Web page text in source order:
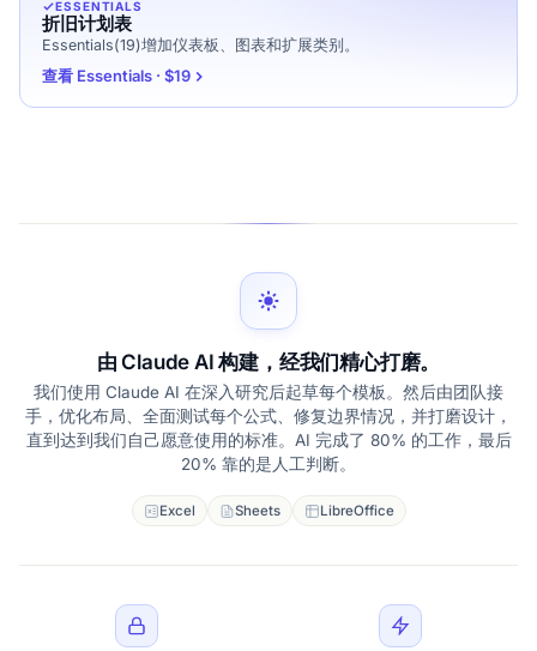
ESSENTIALS
折旧计划表
Essentials(19)增加仪表板、图表和扩展类别。
查看 Essentials · $19
由 Claude AI 构建，经我们精心打磨。
我们使用 Claude AI 在深入研究后起草每个模板。然后由团队接
手，优化布局、全面测试每个公式、修复边界情况，并打磨设计，
直到达到我们自己愿意使用的标准。AI 完成了 80% 的工作，最后
20% 靠的是人工判断。
Excel Sheets LibreOffice